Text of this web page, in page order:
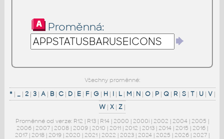
Proměnná:
Všechny proměnné:
*| _| 2| 3| A| B| C| D| E| F| G| H | I| L| M| N| O| P| Q| R| S| T| U| V|
W | X | Z |
Proměnné od verze: R12 | R13 | R14 | 2000 | 2000i | 2002 | 2004 | 2005 |
2006 | 2007 | 2008 | 2009 | 2010 | 2011 | 2012 | 2013 | 2014 | 2015 | 2016 |
2017 | 2018 | 2019 | 2020 | 2021 | 2022 | 2023 | 2024 | 2025 | 2026 | 2027 |